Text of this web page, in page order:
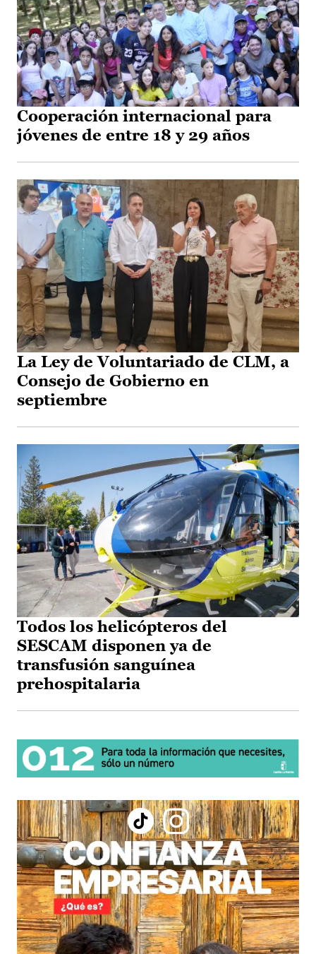
Cooperación internacional para
jóvenes de entre 18 y 29 años
La Ley de Voluntariado de CLM, a
Consejo de Gobierno en
septiembre
Todos los helicópteros del
SESCAM disponen ya de
transfusión sanguínea
prehospitalaria